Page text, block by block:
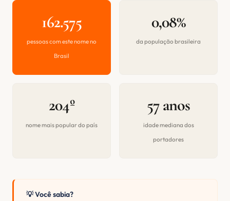
162.575
pessoas com este nome no
Brasil
0,08%
da população brasileira
204º
nome mais popular do país
57 anos
idade mediana dos
portadores
💡 Você sabia?